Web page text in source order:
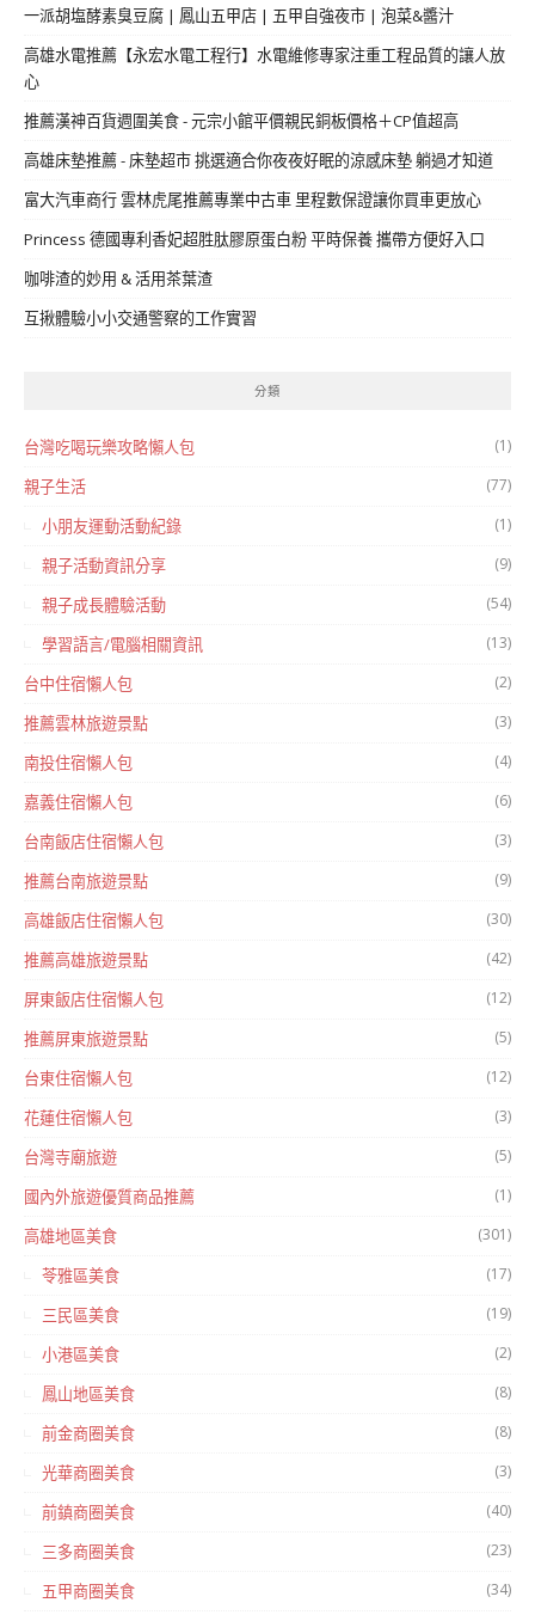
一派胡塩酵素臭豆腐 | 鳳山五甲店 | 五甲自強夜市 | 泡菜&醬汁
高雄水電推薦【永宏水電工程行】水電維修專家注重工程品質的讓人放
心
推薦漢神百貨週圍美食 - 元宗小館平價親民銅板價格＋CP值超高
高雄床墊推薦 - 床墊超市 挑選適合你夜夜好眠的涼感床墊 躺過才知道
富大汽車商行 雲林虎尾推薦專業中古車 里程數保證讓你買車更放心
Princess 德國專利香妃超胜肽膠原蛋白粉 平時保養 攜帶方便好入口
咖啡渣的妙用 & 活用茶葉渣
互揪體驗小小交通警察的工作實習
分類
台灣吃喝玩樂攻略懶人包 (1)
親子生活 (77)
小朋友運動活動紀錄 (1)
親子活動資訊分享 (9)
親子成長體驗活動 (54)
學習語言/電腦相關資訊 (13)
台中住宿懶人包 (2)
推薦雲林旅遊景點 (3)
南投住宿懶人包 (4)
嘉義住宿懶人包 (6)
台南飯店住宿懶人包 (3)
推薦台南旅遊景點 (9)
高雄飯店住宿懶人包 (30)
推薦高雄旅遊景點 (42)
屏東飯店住宿懶人包 (12)
推薦屏東旅遊景點 (5)
台東住宿懶人包 (12)
花蓮住宿懶人包 (3)
台灣寺廟旅遊 (5)
國內外旅遊優質商品推薦 (1)
高雄地區美食 (301)
苓雅區美食 (17)
三民區美食 (19)
小港區美食 (2)
鳳山地區美食 (8)
前金商圈美食 (8)
光華商圈美食 (3)
前鎮商圈美食 (40)
三多商圈美食 (23)
五甲商圈美食 (34)